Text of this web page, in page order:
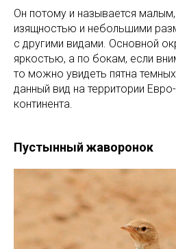
Он потому и называется малым,
изящностью и небольшими
с другими видами. Основной
яркостью, а по бокам, если
то можно увидеть пятна
данный вид на территории
континента.
Пустынный жаворонок